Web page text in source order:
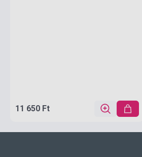
11 650 Ft